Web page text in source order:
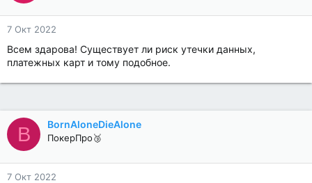
7 Окт 2022
Всем здарова! Существует ли риск утечки данных,
платежных карт и тому подобное.
B BornAloneDieAlone
ПокерПро🥉
7 Окт 2022